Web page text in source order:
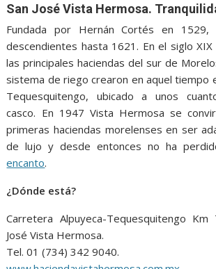
San José Vista Hermosa.
Fundada por Hernán Cortés en 1529,
descendientes hasta 1621. En el siglo
las principales haciendas del sur de
sistema de riego crearon en aquel tiempo
Tequesquitengo, ubicado a unos
casco. En 1947 Vista Hermosa se
primeras haciendas morelenses en ser
de lujo y desde entonces no ha
encanto.
¿Dónde está?
Carretera Alpuyeca-Tequesquitengo
José Vista Hermosa.
Tel. 01 (734) 342 9040.